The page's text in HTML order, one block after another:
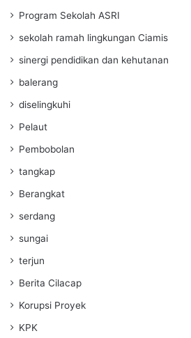
Program Sekolah ASRI
sekolah ramah lingkungan Ciamis
sinergi pendidikan dan kehutanan
balerang
diselingkuhi
Pelaut
Pembobolan
tangkap
Berangkat
serdang
sungai
terjun
Berita Cilacap
Korupsi Proyek
KPK